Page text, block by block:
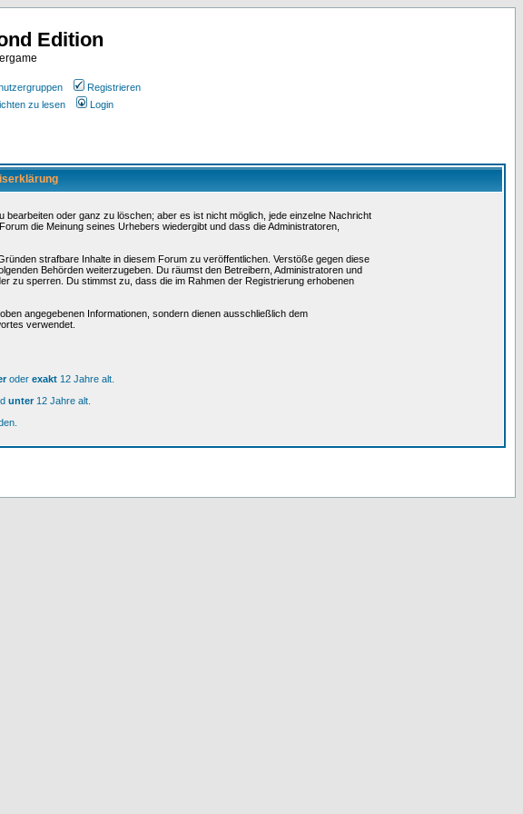
Edition
Registrieren
zu lesen Login
oder ganz zu löschen; aber es ist nicht möglich, jede einzelne Nachricht
die Meinung seines Urhebers wiedergibt und dass die Administratoren,
strafbare Inhalte in diesem Forum zu veröffentlichen. Verstöße gegen diese
Behörden weiterzugeben. Du räumst den Betreibern, Administratoren und
zu sperren. Du stimmst zu, dass die im Rahmen der Registrierung erhobenen
angegebenen Informationen, sondern dienen ausschließlich dem
verwendet.
oder exakt 12 Jahre alt.
unter12 Jahre alt.